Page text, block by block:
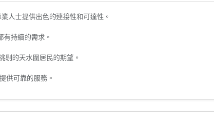
人士提供出色的連接性和可達性。
持續的需求。
剔的天水圍居民的期望。
供可靠的服務。